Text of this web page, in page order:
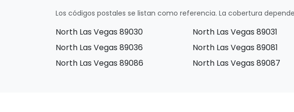
us in moving carriers as
well as doing a follow
up from start to finish.
Everything was done
before
to
Los códigos postales se listan como referencia. La cobertura
North Las Vegas 89030 North Las Vegas 89031
North Las Vegas 89036
North Las Vegas 89081
North Las Vegas 89086
North Las Vegas 89087